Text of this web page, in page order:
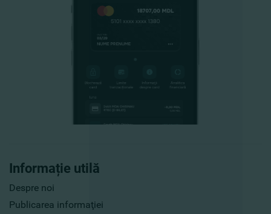
Informație utilă
Despre noi
Publicarea informaţiei